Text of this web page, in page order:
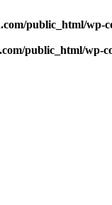
public_html/wp-
public_html/wp-